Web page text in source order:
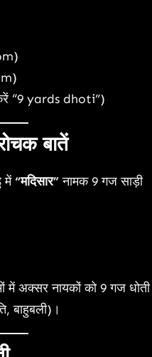
“9 yards dhoti”)
बातें
में“मदिसार”नामक 9 गज साड़ी
में अक्सर नायकों को 9 गज धोती
बाहुबली)।